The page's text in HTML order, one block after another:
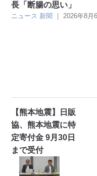
長「断腸の思い」
ニュース 新聞 ｜2026年8月
【熊本地震】日販
協、熊本地震に特
定寄付金 9月30日
まで受付